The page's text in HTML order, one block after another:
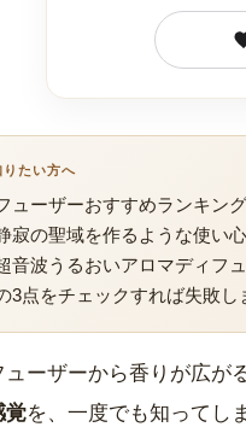
りたい方へ
ューザーおすすめランキン
寂の聖域を作るような使い
音波うるおいアロマディ
点をチェックすれば失敗し
ーザーから香りが広が
覚を、一度でも知ってし